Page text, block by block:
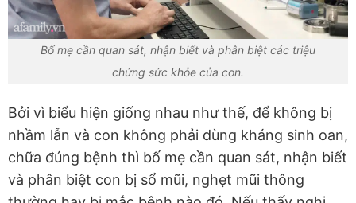
Bố mẹ cần quan sát, nhận biết và phân biệt các triệu
chứng sức khỏe của con.
Bởi vì biểu hiện giống nhau như thế, để không bị
nhầm lẫn và con không phải dùng kháng sinh oan,
chữa đúng bệnh thì bố mẹ cần quan sát, nhận biết
và phân biệt con bị sổ mũi, nghẹt mũi thông